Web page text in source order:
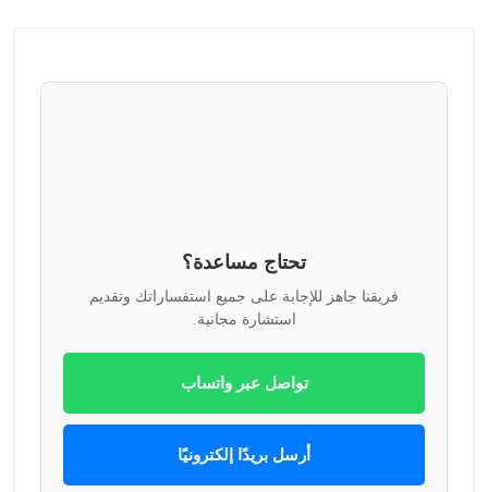
تحتاج مساعدة؟
فريقنا جاهز للإجابة على جميع استفساراتك وتقديم
استشارة مجانية.
تواصل عبر واتساب
أرسل بريدًا إلكترونيًا